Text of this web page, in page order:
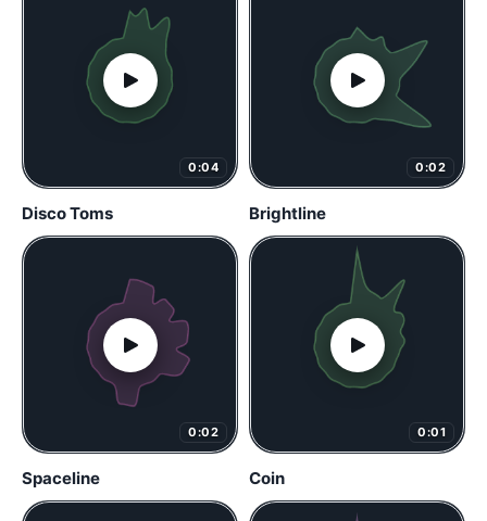
0:04
Disco Toms
0:02
Brightline
0:02
Spaceline
0:01
Coin